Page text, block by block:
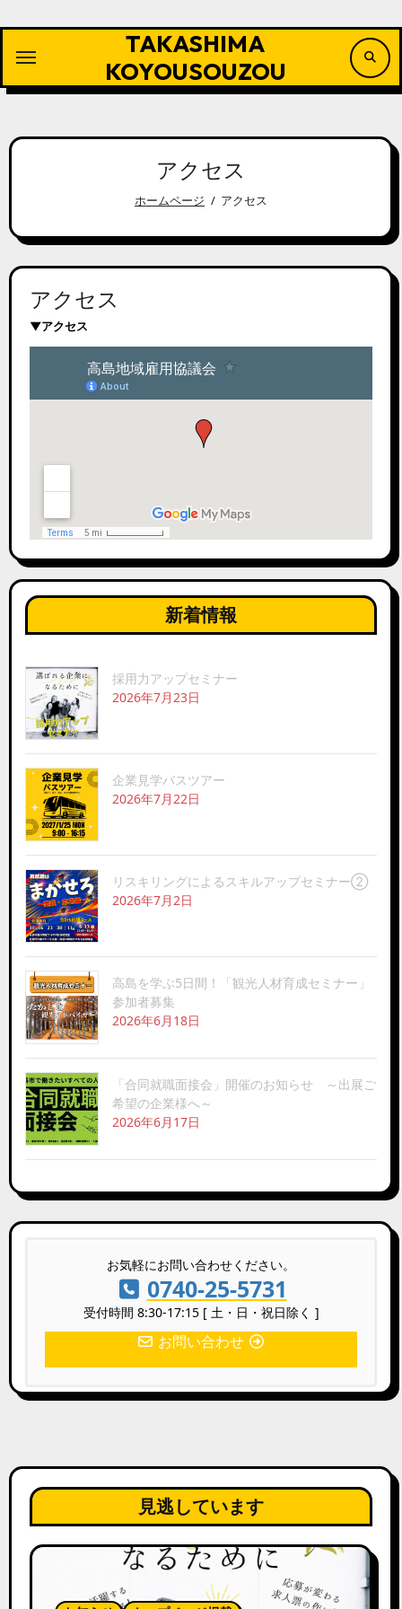
容
ッ
TAKASHIMA
KOYOUSOUZOU
アクセス
ホームページ アクセス
アクセス
▼アクセス
新着情報
採用力アップセミナー
2026年7月23日
企業見学バスツアー
2026年7月22日
リスキリングによるスキルアップセミナー②
2026年7月2日
高島を学ぶ5日間！「観光人材育成セミナー」
参加者募集
2026年6月18日
「合同就職面接会」開催のお知らせ ～出展ご
希望の企業様へ～
2026年6月17日
お気軽にお問い合わせください。
0740-25-5731
受付時間 8:30-17:15 [ 土・日・祝日除く ]
お問い合わせ
見逃しています